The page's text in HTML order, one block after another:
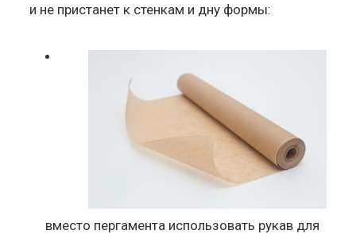
и не пристанет к стенкам и дну формы:
вместо пергамента использовать рукав для